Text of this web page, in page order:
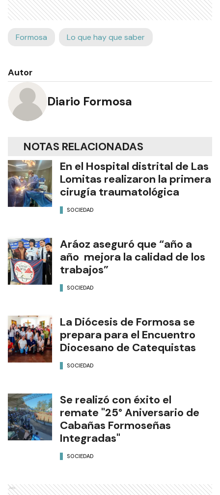
Formosa Lo que hay que saber
Autor
Diario Formosa
NOTAS RELACIONADAS
En el Hospital distrital de Las
Lomitas realizaron la primera
cirugía traumatológica
SOCIEDAD
Aráoz aseguró que “año a
año mejora la calidad de los
trabajos”
SOCIEDAD
La Diócesis de Formosa se
prepara para el Encuentro
Diocesano de Catequistas
SOCIEDAD
Se realizó con éxito el
remate "25° Aniversario de
Cabañas Formoseñas
Integradas"
SOCIEDAD
Ads